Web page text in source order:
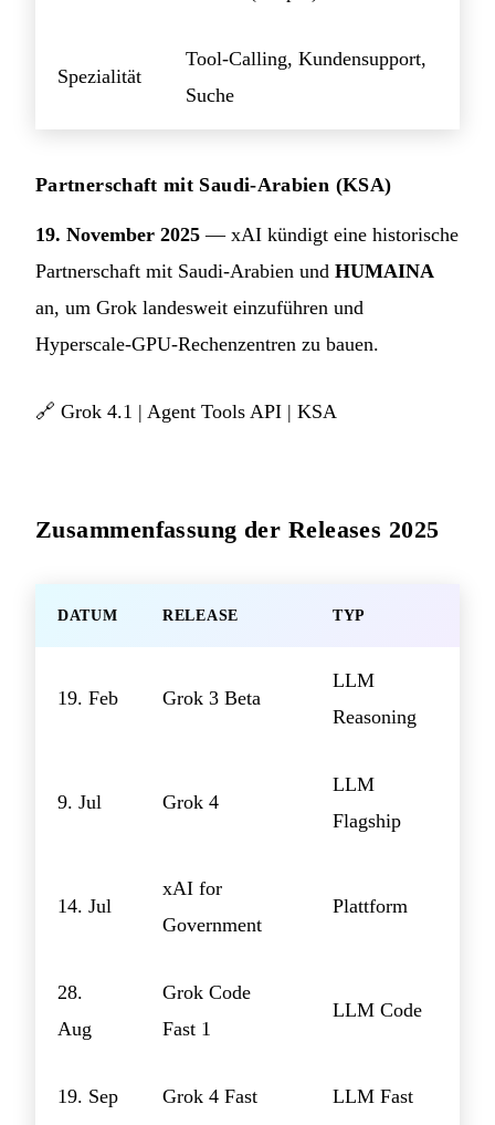
(Input),
Spezialität
Tool-Calling, Kundensupport,
Suche
Partnerschaft mit Saudi-Arabien (KSA)
19. November 2025 — xAI kündigt eine historische
Partnerschaft mit Saudi-Arabien und HUMAINA
an, um Grok landesweit einzuführen und
Hyperscale-GPU-Rechenzentren zu bauen.
🔗 Grok 4.1 | Agent Tools API | KSA
Zusammenfassung der Releases 2025
DATUM RELEASE TYP
19. Feb Grok 3 Beta
LLM
Reasoning
9. Jul Grok 4
LLM
Flagship
14. Jul
xAI for
Government
Plattform
28.
Aug
Grok Code
Fast 1
LLM Code
19. Sep Grok 4 Fast LLM Fast